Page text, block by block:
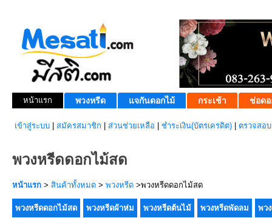
หน้าแรก พวงหรีด แจกันดอกไม้ กระเช้า ช่อดอ
เข้าสู่ระบบ สมัครสมาชิก ส่วนช่วยเหลือ ชำระเงิน(บัตรเครดิต) ตรวจสอ
พวงหรีดดอกไม้สด
หน้าแรก > สินค้าทั้งหมด > พวงหรีด >พวงหรีดดอกไม้สด
พวงหรีดดอกไม้สด พวงหรีดผ้าห่ม พวงหรีดต้นไม้ พวงหรีดพัดลม พว